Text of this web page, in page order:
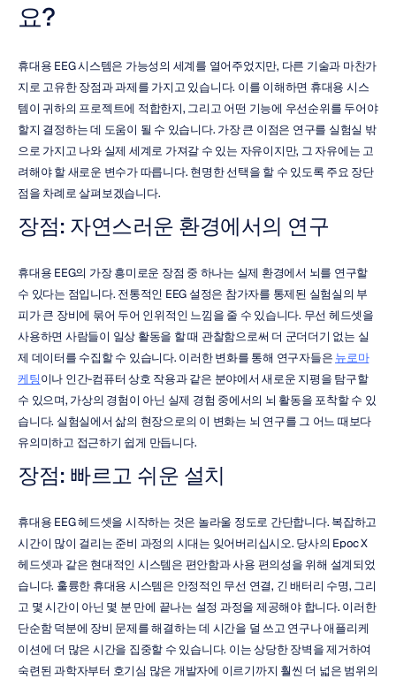
요?
휴대용 EEG 시스템은 가능성의 세계를 열어주었지만, 다른 기술과 마찬가
지로 고유한 장점과 과제를 가지고 있습니다. 이를 이해하면 휴대용 시스
템이 귀하의 프로젝트에 적합한지, 그리고 어떤 기능에 우선순위를 두어야
할지 결정하는 데 도움이 될 수 있습니다. 가장 큰 이점은 연구를 실험실 밖
으로 가지고 나와 실제 세계로 가져갈 수 있는 자유이지만, 그 자유에는 고
려해야 할 새로운 변수가 따릅니다. 현명한 선택을 할 수 있도록 주요 장단
점을 차례로 살펴보겠습니다.
장점: 자연스러운 환경에서의 연구
휴대용 EEG의 가장 흥미로운 장점 중 하나는 실제 환경에서 뇌를 연구할
수 있다는 점입니다. 전통적인 EEG 설정은 참가자를 통제된 실험실의 부
피가 큰 장비에 묶어 두어 인위적인 느낌을 줄 수 있습니다. 무선 헤드셋을
사용하면 사람들이 일상 활동을 할 때 관찰함으로써 더 군더더기 없는 실
제 데이터를 수집할 수 있습니다. 이러한 변화를 통해 연구자들은 뉴로마
케팅이나 인간-컴퓨터 상호 작용과 같은 분야에서 새로운 지평을 탐구할
수 있으며, 가상의 경험이 아닌 실제 경험 중에서의 뇌 활동을 포착할 수 있
습니다. 실험실에서 삶의 현장으로의 이 변화는 뇌 연구를 그 어느 때보다
유의미하고 접근하기 쉽게 만듭니다.
장점: 빠르고 쉬운 설치
휴대용 EEG 헤드셋을 시작하는 것은 놀라울 정도로 간단합니다. 복잡하고
시간이 많이 걸리는 준비 과정의 시대는 잊어버리십시오. 당사의 Epoc X
헤드셋과 같은 현대적인 시스템은 편안함과 사용 편의성을 위해 설계되었
습니다. 훌륭한 휴대용 시스템은 안정적인 무선 연결, 긴 배터리 수명, 그리
고 몇 시간이 아닌 몇 분 만에 끝나는 설정 과정을 제공해야 합니다. 이러한
단순함 덕분에 장비 문제를 해결하는 데 시간을 덜 쓰고 연구나 애플리케
이션에 더 많은 시간을 집중할 수 있습니다. 이는 상당한 장벽을 제거하여
숙련된 과학자부터 호기심 많은 개발자에 이르기까지 훨씬 더 넓은 범위의